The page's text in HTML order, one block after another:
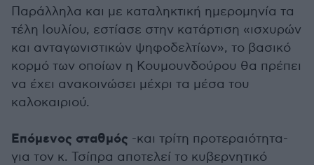
Παράλληλα και με καταληκτική ημερομηνία τα
τέλη Ιουλίου, εστίασε στην κατάρτιση «ισχυρών
και ανταγωνιστικών ψηφοδελτίων», το βασικό
κορμό των οποίων η Κουμουνδούρου θα πρέπει
να έχει ανακοινώσει μέχρι τα μέσα του
καλοκαιριού.
Επόμενος σταθμός -και τρίτη προτεραιότητα-
για τον κ. Τσίπρα αποτελεί το κυβερνητικό